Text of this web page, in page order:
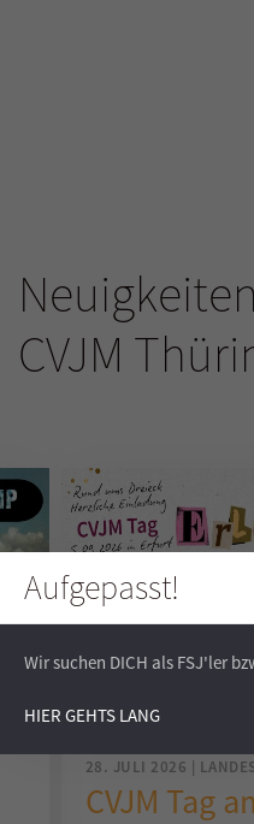
CVJM
28. JULI 2026 |
CVJM Tag
Aufgepasst!
Wir suchen DICH als FSJ'ler
HIER GEHTS LANG